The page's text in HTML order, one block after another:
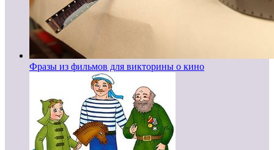
Фразы из фильмов для викторины о кино